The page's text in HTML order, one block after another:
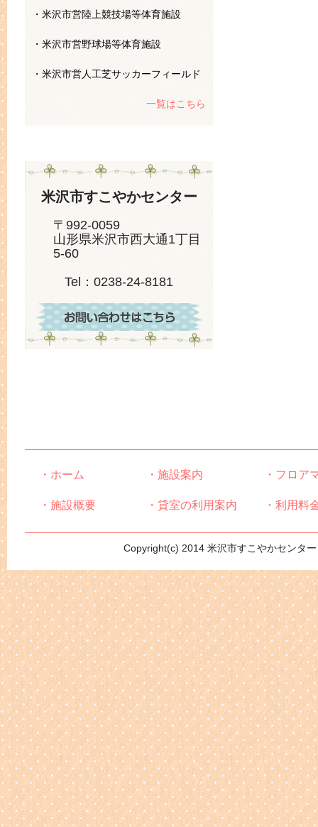
・米沢市営陸上競技場等体育施設
・米沢市営野球場等体育施設
・米沢市営人工芝サッカーフィールド
一覧はこちら
米沢市すこやかセンター
〒992-0059
山形県米沢市西大通1丁目
5-60
Tel：0238-24-8181
・ホーム
・施設概要
・施設案内
・貸室の利用案内
・フロア
・利用料
Copyright(c) 2014 米沢市すこやかセンタ